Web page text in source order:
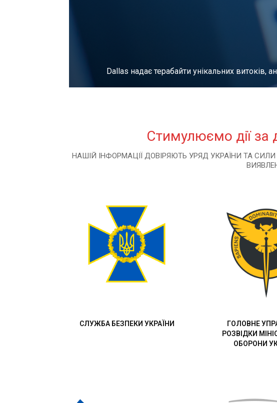
Dallas надає терабайти унікальних витоків,
Стимулюємо дії
НАШІЙ ІНФОРМАЦІЇ ДОВІРЯЮТЬ УРЯД УКРАЇНИ ТА
СЛУЖБА БЕЗПЕКИ УКРАЇНИ
ГОЛОВНЕ
РОЗВІДКИ
ОБОРОНИ